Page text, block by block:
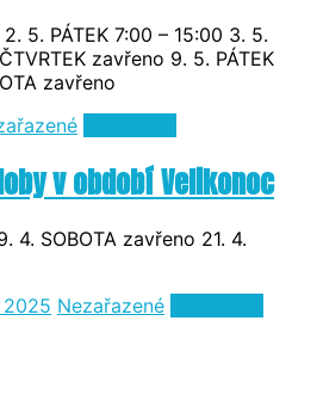
5. PÁTEK 7:00 – 15:00 3. 5.
zavřeno 9. 5. PÁTEK
zavřeno
v období Velikonoc
4. SOBOTA zavřeno 21. 4.
2025 Nezařazené